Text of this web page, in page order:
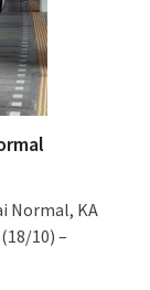
Normal, KA
10) –